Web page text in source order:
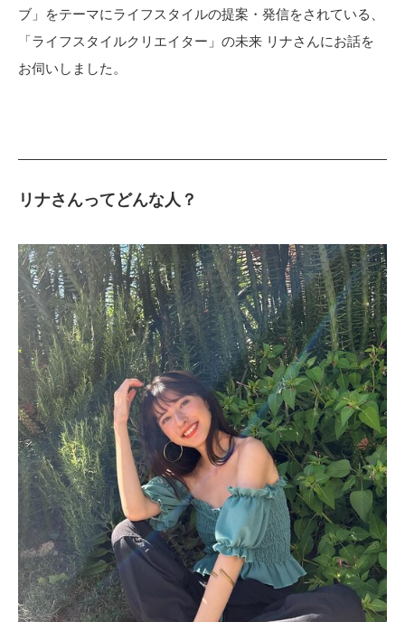
ブ」をテーマにライフスタイルの提案・発信をされている、
「ライフスタイルクリエイター」の未来 リナさんにお話を
お伺いしました。
リナさんってどんな人？